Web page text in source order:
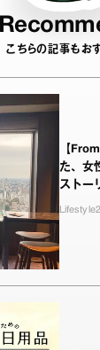
こちらの記事もお
【
た、女
ストー
Lifestyle